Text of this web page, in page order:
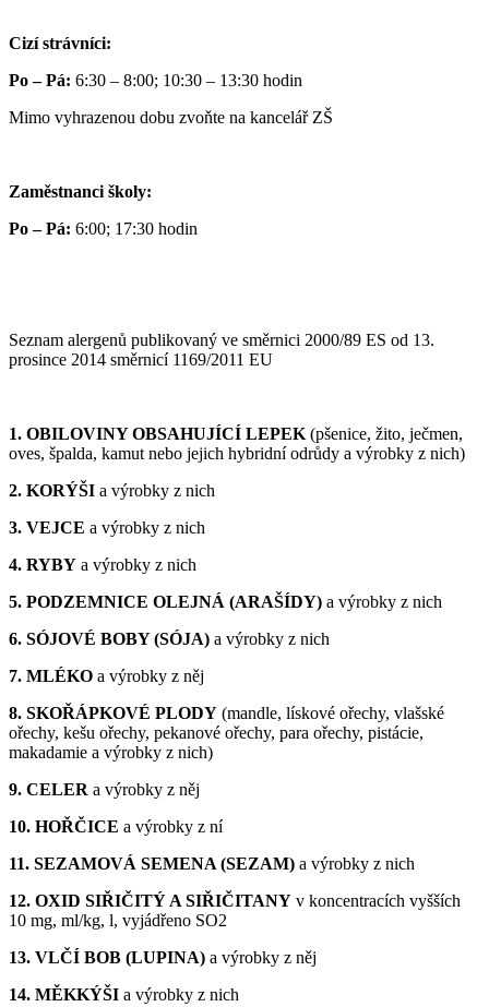
Cizí strávníci:
Po – Pá: 6:30 – 8:00; 10:30 – 13:30 hodin
Mimo vyhrazenou dobu zvoňte na kancelář ZŠ
Zaměstnanci školy:
Po – Pá: 6:00; 17:30 hodin
Seznam alergenů publikovaný ve směrnici 2000/89 ES od 13.
prosince 2014 směrnicí 1169/2011 EU
1. OBILOVINY OBSAHUJÍCÍ LEPEK (pšenice, žito, ječmen,
oves, špalda, kamut nebo jejich hybridní odrůdy a výrobky z nich)
2. KORÝŠI a výrobky z nich
3. VEJCE a výrobky z nich
4. RYBY a výrobky z nich
5. PODZEMNICE OLEJNÁ (ARAŠÍDY) a výrobky z nich
6. SÓJOVÉ BOBY (SÓJA) a výrobky z nich
7. MLÉKO a výrobky z něj
8. SKOŘÁPKOVÉ PLODY (mandle, lískové ořechy, vlašské
ořechy, kešu ořechy, pekanové ořechy, para ořechy, pistácie,
makadamie a výrobky z nich)
9. CELER a výrobky z něj
10. HOŘČICE a výrobky z ní
11. SEZAMOVÁ SEMENA (SEZAM) a výrobky z nich
12. OXID SIŘIČITÝ A SIŘIČITANY v koncentracích vyšších
10 mg, ml/kg, l, vyjádřeno SO2
13. VLČÍ BOB (LUPINA) a výrobky z něj
14. MĚKKÝŠI a výrobky z nich